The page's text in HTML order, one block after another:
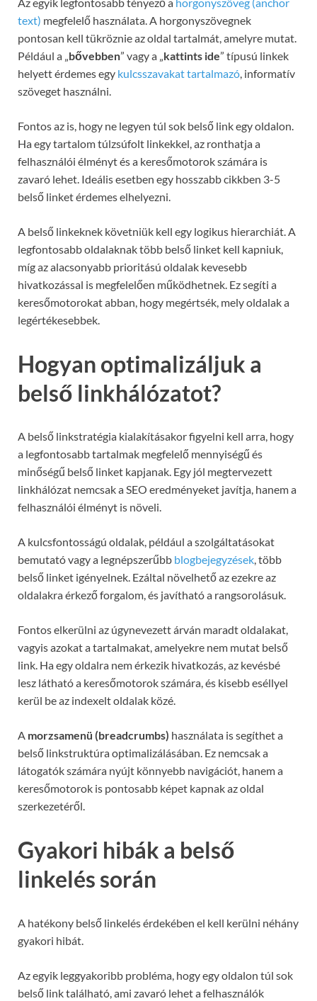
text) megfelelő használata. A horgonyszövegnek
pontosan kell tükröznie az oldal tartalmát, amelyre mutat.
Például a „bővebben” vagy a „kattints ide” típusú linkek
helyett érdemes egy kulcsszavakat tartalmazó, informatív
szöveget használni.
Fontos az is, hogy ne legyen túl sok belső link egy oldalon.
Ha egy tartalom túlzsúfolt linkekkel, az ronthatja a
felhasználói élményt és a keresőmotorok számára is
zavaró lehet. Ideális esetben egy hosszabb cikkben 3-5
belső linket érdemes elhelyezni.
A belső linkeknek követniük kell egy logikus hierarchiát. A
legfontosabb oldalaknak több belső linket kell kapniuk,
míg az alacsonyabb prioritású oldalak kevesebb
hivatkozással is megfelelően működhetnek. Ez segíti a
keresőmotorokat abban, hogy megértsék, mely oldalak a
legértékesebbek.
Hogyan optimalizáljuk a
belső linkhálózatot?
A belső linkstratégia kialakításakor figyelni kell arra, hogy
a legfontosabb tartalmak megfelelő mennyiségű és
minőségű belső linket kapjanak. Egy jól megtervezett
linkhálózat nemcsak a SEO eredményeket javítja, hanem a
felhasználói élményt is növeli.
A kulcsfontosságú oldalak, például a szolgáltatásokat
bemutató vagy a legnépszerűbb blogbejegyzések, több
belső linket igényelnek. Ezáltal növelhető az ezekre az
oldalakra érkező forgalom, és javítható a rangsorolásuk.
Fontos elkerülni az úgynevezett árván maradt oldalakat,
vagyis azokat a tartalmakat, amelyekre nem mutat belső
link. Ha egy oldalra nem érkezik hivatkozás, az kevésbé
lesz látható a keresőmotorok számára, és kisebb eséllyel
kerül be az indexelt oldalak közé.
A morzsamenü (breadcrumbs) használata is segíthet a
belső linkstruktúra optimalizálásában. Ez nemcsak a
látogatók számára nyújt könnyebb navigációt, hanem a
keresőmotorok is pontosabb képet kapnak az oldal
szerkezetéről.
Gyakori hibák a belső
linkelés során
A hatékony belső linkelés érdekében el kell kerülni néhány
gyakori hibát.
Az egyik leggyakoribb probléma, hogy egy oldalon túl sok
belső link található, ami zavaró lehet a felhasználók